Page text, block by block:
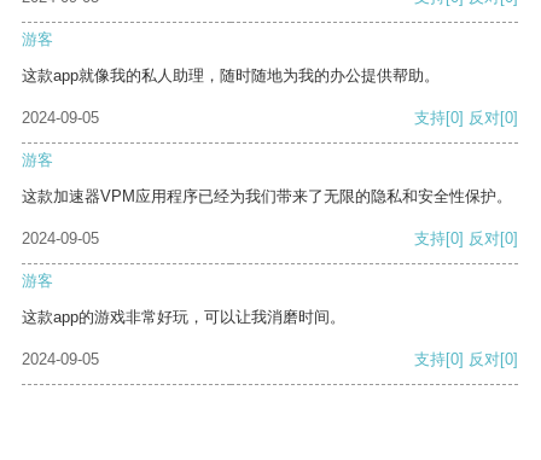
游客
这款app就像我的私人助理，随时随地为我的办公提供帮助。
2024-09-05 支持[0] 反对[0]
游客
这款加速器VPM应用程序已经为我们带来了无限的隐私和安全性保护。
2024-09-05 支持[0] 反对[0]
游客
这款app的游戏非常好玩，可以让我消磨时间。
2024-09-05 支持[0] 反对[0]